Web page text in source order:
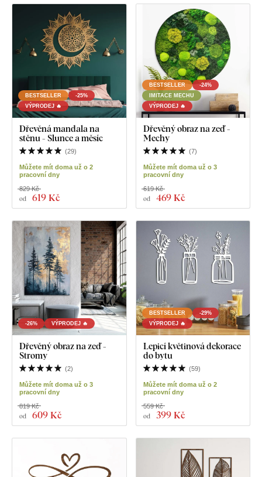
BESTSELLER
-25%
VÝPRODEJ 🔥
Dřevěná mandala na
stěnu - Slunce a měsíc
(29)
Můžete mít doma už o 2
pracovní dny
od 619 Kč
829 Kč
BESTSELLER
-24%
IMITACE MECHU
VÝPRODEJ 🔥
Dřevěný obraz na zeď -
Mechy
(7)
Můžete mít doma už o 3
pracovní dny
od 469 Kč
619 Kč
-26% VÝPRODEJ 🔥
Dřevěný obraz na zeď -
Stromy
(2)
Můžete mít doma už o 3
pracovní dny
od 609 Kč
819 Kč
BESTSELLER
-29%
VÝPRODEJ 🔥
Lepicí květinová dekorace
do bytu
(59)
Můžete mít doma už o 2
pracovní dny
od 399 Kč
559 Kč